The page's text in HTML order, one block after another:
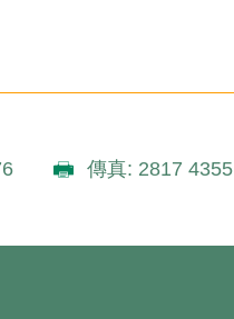
傳真: 2817 4355